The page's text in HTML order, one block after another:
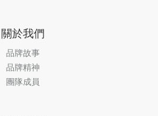
關於我們
品牌故事
品牌精神
團隊成員